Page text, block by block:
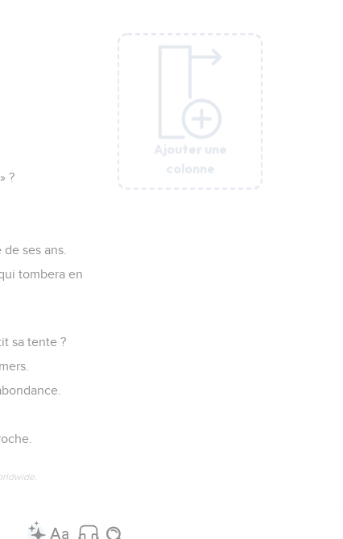
Ajouter une
colonne
Ajouter une
colonne
?
ses ans.
tombera en
sa tente ?
Ajouter une
colonne
Ajouter une
colonne
Ajouter une
colonne
Ajouter une
colonne